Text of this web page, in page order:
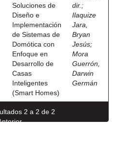
Soluciones de
Diseño e
Implementación
de Sistemas de
Domótica con
Enfoque en
Desarrollo de
Casas
Inteligentes
(Smart Homes)
dir. ;
Ilaquize
Jara,
Bryan
Jesús;
Mora
Guerrón,
Darwin
Germán
2 a 2 de 2